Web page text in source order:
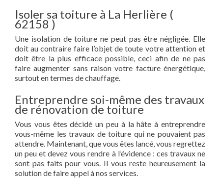
Isoler sa toiture à La Herlière (
62158 )
Une isolation de toiture ne peut pas être négligée. Elle
doit au contraire faire l’objet de toute votre attention et
doit être la plus efficace possible, ceci afin de ne pas
faire augmenter sans raison votre facture énergétique,
surtout en termes de chauffage.
Entreprendre soi-même des travaux
de rénovation de toiture
Vous vous êtes décidé un peu à la hâte à entreprendre
vous-même les travaux de toiture qui ne pouvaient pas
attendre. Maintenant, que vous êtes lancé, vous regrettez
un peu et devez vous rendre à l’évidence : ces travaux ne
sont pas faits pour vous. Il vous reste heureusement la
solution de faire appel à nos services.